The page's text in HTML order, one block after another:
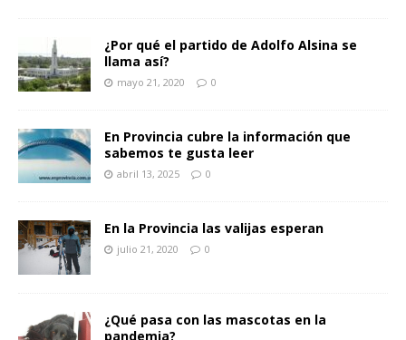
¿Por qué el partido de Adolfo Alsina se
llama así?
mayo 21, 2020 0
En Provincia cubre la información que
sabemos te gusta leer
abril 13, 2025 0
En la Provincia las valijas esperan
julio 21, 2020 0
¿Qué pasa con las mascotas en la
pandemia?